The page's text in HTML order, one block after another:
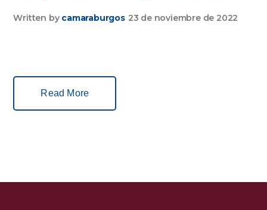
Written by camaraburgos 23 de noviembre de 2022
Read More